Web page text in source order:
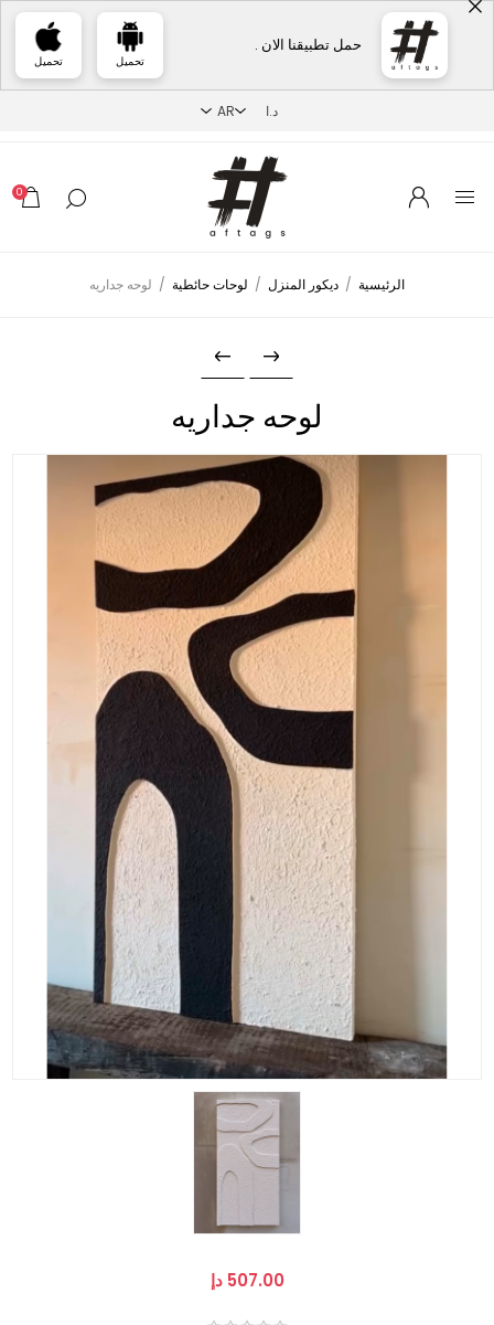
حمل تطبيقنا الان .
تحميل تحميل
0
الرئيسية / ديكور المنزل / لوحات حائطية / لوحه جداريه
لوحه جداريه
507.00 دإ